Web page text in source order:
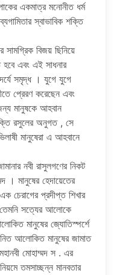
একমাত্র মনোনীত ধর্ম
স্বাভাবিক শক্তি
সামগ্রিক বিজয় ছিনিয়ে
এবং এই সাধনার
সমৃদ্ধ । যুগে যুগে
প্রেরণ করেছেন এবং
মানুষকে আহবান
রসুলের অনুগত , সে
মানুষেরা এ আহবানে
নবী রাসুলগণের নিকট
। মানুষের হেদায়েতের
চেরাগের প্রদীপ্ত শিখার
তেমনি সত্যের আলোকে
মানুষের জ্যোতিস্পর্শে
আলোকিত মানুষের জামাত
মোহাম্মদ স . এর
তমসাচ্ছন্ন মানবতার